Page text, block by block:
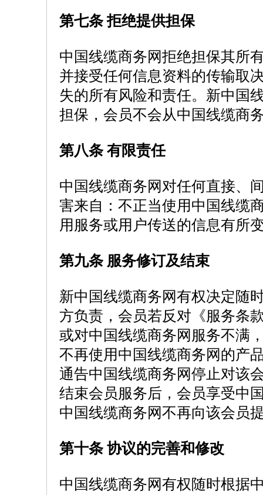
第七条 拒绝提供担保
中国线缆商务网拒绝担保其所
并接受任何信息资料的传输取
失的所有风险和责任。新中国
担保，会员不会从中国线缆商
第八条 有限责任
中国线缆商务网对任何直接、
害来自：不正当使用中国线缆
用服务或用户传送的信息有所
第九条 服务修订及结束
新中国线缆商务网有权决定随
方负责，会员若反对《服务条
或对中国线缆商务网服务不满
不再使用中国线缆商务网的产
通告中国线缆商务网停止对该
结束会员服务后，会员享受中
中国线缆商务网不再向该会员
第十条 协议的完善和修改
中国线缆商务网有权随时根据